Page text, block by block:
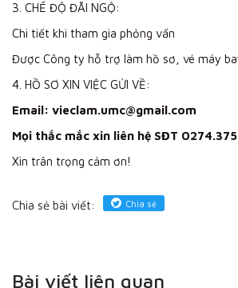
3. CHẾ ĐỘ ĐÃI NGỘ:
Chi tiết khi tham gia phỏng vấn
Được Công ty hỗ trợ làm hồ sơ, vé máy
4. HỒ SƠ XIN VIỆC GỬI VỀ:
Email: vieclam.umc@gmail.com
Mọi thắc mắc xin liên hệ SĐT
Xin trân trọng cảm ơn!
Chia sẻ bài viết: Chia sẻ
Bài viết liên quan